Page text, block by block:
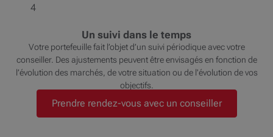
4
Un suivi dans le temps
Votre portefeuille fait l’objet d’un suivi périodique avec votre
conseiller. Des ajustements peuvent être envisagés en fonction de
l’évolution des marchés, de votre situation ou de l'évolution de vos
objectifs.
Prendre rendez-vous avec un conseiller